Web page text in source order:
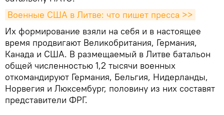
Военные США в Литве: что пишет пресса >>
Их формирование взяли на себя и в настоящее
время продвигают Великобритания, Германия,
Канада и США. В размещаемый в Литве батальон
общей численностью 1,2 тысячи военных
откомандируют Германия, Бельгия, Нидерланды,
Норвегия и Люксембург, половину из них составят
представители ФРГ.